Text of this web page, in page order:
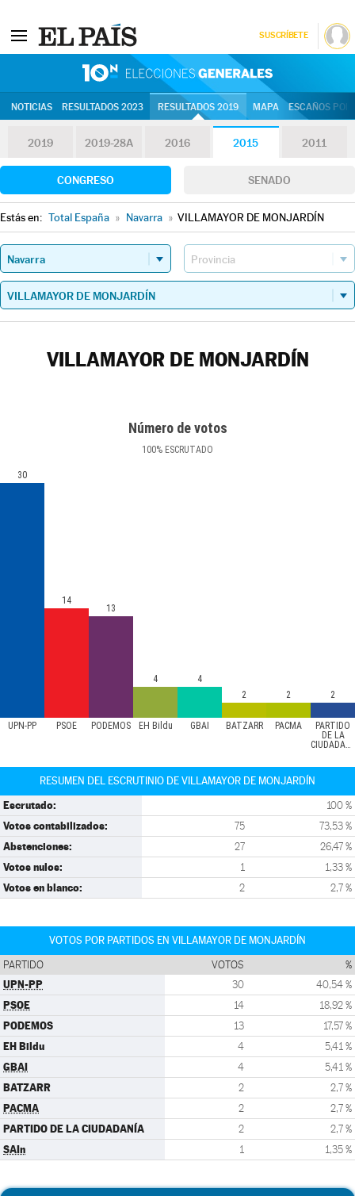
SUSCRÍBETE
NOTICIAS RESULTADOS 2023 RESULTADOS 2019 MAPA ESCAÑOS
2019 2019-28A 2016 2015 2011
CONGRESO SENADO
Estás en: Total España » Navarra » VILLAMAYOR DE MONJARDÍN
VILLAMAYOR DE MONJARDÍN
Número de votos
100% ESCRUTADO
UPN-PP PSOE PODEMOS EH Bildu GBAI BATZARR PACMA
PARTIDO
DE LA
CIUDADANÍA
30
14
13
4
4
2
2 2
RESUMEN DEL ESCRUTINIO DE VILLAMAYOR DE MONJARDÍN
Escrutado: 100 %
Votos contabilizados: 75 73,53 %
Abstenciones: 27 26,47 %
Votos nulos: 1 1,33 %
Votos en blanco: 2 2,7 %
VOTOS POR PARTIDOS EN VILLAMAYOR DE MONJARDÍN
PARTIDO VOTOS %
UPN-PP 30 40,54 %
PSOE 14 18,92 %
PODEMOS 13 17,57 %
EH Bildu 4 5,41 %
GBAI 4 5,41 %
BATZARR 2 2,7 %
PACMA 2 2,7 %
PARTIDO DE LA CIUDADANÍA 2 2,7 %
SAIn 1 1,35 %